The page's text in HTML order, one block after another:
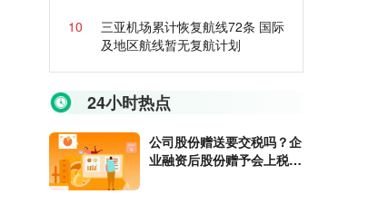
10
三亚机场累计恢复航线72条 国际
及地区航线暂无复航计划
24小时热点
公司股份赠送要交税吗？企
业融资后股份赠予会上税